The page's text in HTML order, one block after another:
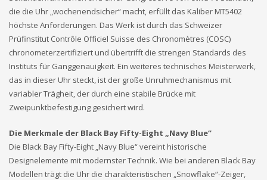
die die Uhr „wochenendsicher“ macht, erfüllt das Kaliber MT5402
höchste Anforderungen. Das Werk ist durch das Schweizer
Prüfinstitut Contrôle Officiel Suisse des Chronomètres (COSC)
chronometerzertifiziert und übertrifft die strengen Standards des
Instituts für Ganggenauigkeit. Ein weiteres technisches Meisterwerk,
das in dieser Uhr steckt, ist der große Unruhmechanismus mit
variabler Trägheit, der durch eine stabile Brücke mit
Zweipunktbefestigung gesichert wird.
Die Merkmale der Black Bay Fifty-Eight „Navy Blue“
Die Black Bay Fifty-Eight „Navy Blue“ vereint historische
Designelemente mit modernster Technik. Wie bei anderen Black Bay
Modellen trägt die Uhr die charakteristischen „Snowflake“-Zeiger,